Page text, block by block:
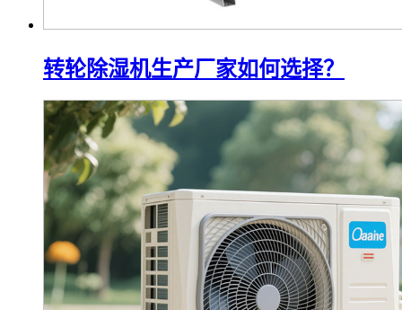
转轮除湿机生产厂家如何选择？